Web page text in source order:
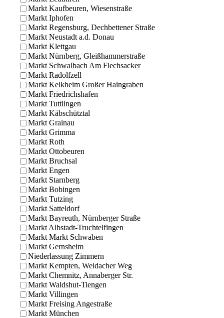
Markt Kaufbeuren, Wiesenstraße
Markt Iphofen
Markt Regensburg, Dechbettener Straße
Markt Neustadt a.d. Donau
Markt Klettgau
Markt Nürnberg, Gleißhammerstraße
Markt Schwalbach Am Flechsacker
Markt Radolfzell
Markt Kelkheim Großer Haingraben
Markt Friedrichshafen
Markt Tuttlingen
Markt Käbschütztal
Markt Grainau
Markt Grimma
Markt Roth
Markt Ottobeuren
Markt Bruchsal
Markt Engen
Markt Starnberg
Markt Bobingen
Markt Tutzing
Markt Satteldorf
Markt Bayreuth, Nürnberger Straße
Markt Albstadt-Truchtelfingen
Markt Markt Schwaben
Markt Gernsheim
Niederlassung Zimmern
Markt Kempten, Weidacher Weg
Markt Chemnitz, Annaberger Str.
Markt Waldshut-Tiengen
Markt Villingen
Markt Freising Angestraße
Markt München